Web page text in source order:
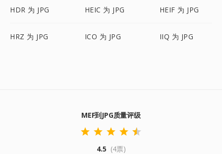
HDR 为 JPG HEIC 为 JPG HEIF 为 JPG
HRZ 为 JPG ICO 为 JPG IIQ 为 JPG
MEF到JPG质量评级
4.5 (4票)